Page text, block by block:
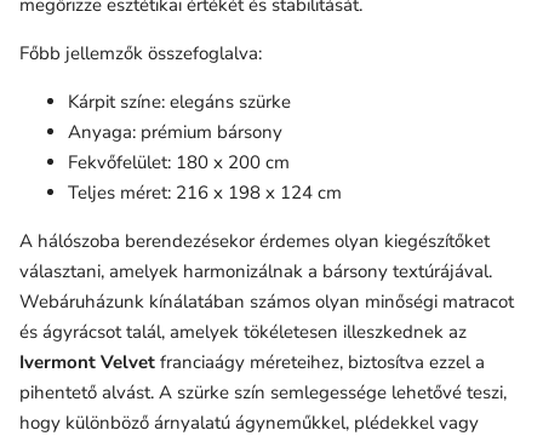
Főbb jellemzők összefoglalva:
Kárpit színe: elegáns szürke
Anyaga: prémium bársony
Fekvőfelület: 180 x 200 cm
Teljes méret: 216 x 198 x 124 cm
A hálószoba berendezésekor érdemes olyan kiegészítőket
választani, amelyek harmonizálnak a bársony textúrájával.
Webáruházunk kínálatában számos olyan minőségi matracot
és ágyrácsot talál, amelyek tökéletesen illeszkednek az
Ivermont Velvet franciaágy méreteihez, biztosítva ezzel a
pihentető alvást. A szürke szín semlegessége lehetővé teszi,
hogy különböző árnyalatú ágyneműkkel, plédekkel vagy